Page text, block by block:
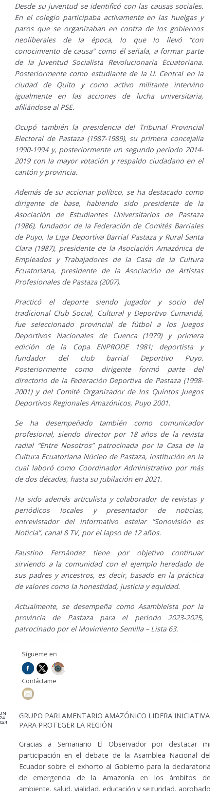
Desde su juventud se identificó con las causas sociales.
En el colegio participaba activamente en las huelgas y
paros que se organizaban en contra de los gobiernos
neoliberales de la época, lo que lo llevó “con
conocimiento de causa” como él señala, a formar parte
de la Juventud Socialista Revolucionaria Ecuatoriana.
Posteriormente como estudiante de la U. Central en la
ciudad de Quito y como activo militante intervino
igualmente en las acciones de lucha universitaria,
afiliándose al PSE.
Ocupó también la presidencia del Tribunal Provincial
Electoral de Pastaza (1987-1989), su primera concejalía
1990-1994 y, posteriormente un segundo período 2014-
2019 con la mayor votación y respaldo ciudadano en el
cantón y provincia.
Además de su accionar político, se ha destacado como
dirigente de base, habiendo sido presidente de la
Asociación de Estudiantes Universitarios de Pastaza
(1986), fundador de la Federación de Comités Barriales
de Puyo, la Liga Deportiva Barrial Pastaza y Rural Santa
Clara (1987), presidente de la Asociación Amazónica de
Empleados y Trabajadores de la Casa de la Cultura
Ecuatoriana, presidente de la Asociación de Artistas
Profesionales de Pastaza (2007).
Practicó el deporte siendo jugador y socio del
tradicional Club Social, Cultural y Deportivo Cumandá,
fue seleccionado provincial de fútbol a los Juegos
Deportivos Nacionales de Cuenca (1979) y primera
edición de la Copa ENPRODE 1981; deportista y
fundador del club barrial Deportivo Puyo.
Posteriormente como dirigente formó parte del
directorio de la Federación Deportiva de Pastaza (1998-
2001) y del Comité Organizador de los Quintos Juegos
Deportivos Regionales Amazónicos, Puyo 2001.
Se ha desempeñado también como comunicador
profesional, siendo director por 18 años de la revista
radial “Entre Nosotros” patrocinada por la Casa de la
Cultura Ecuatoriana Núcleo de Pastaza, institución en la
cual laboró como Coordinador Administrativo por más
de dos décadas, hasta su jubilación en 2021.
Ha sido además articulista y colaborador de revistas y
periódicos locales y presentador de noticias,
entrevistador del informativo estelar “Sonovisión es
Noticia”, canal 8 TV, por el lapso de 12 años.
Faustino Fernández tiene por objetivo continuar
sirviendo a la comunidad con el ejemplo heredado de
sus padres y ancestros, es decir, basado en la práctica
de valores como la honestidad, justicia y equidad.
Actualmente, se desempeña como Asambleísta por la
provincia de Pastaza para el periodo 2023-2025,
patrocinado por el Movimiento Semilla – Lista 63.
Sígueme en
Contáctame
24
GRUPO PARLAMENTARIO AMAZÓNICO LIDERA INICIATIVA
PARA PROTEGER LA REGIÓN
Gracias a Semanario El Observador por destacar mi
participación en el debate de la Asamblea Nacional del
Ecuador sobre el exhorto al Gobierno para la declaratoria
de emergencia de la Amazonía en los ámbitos de
ambiente, salud, vialidad, educación y seguridad, aprobado